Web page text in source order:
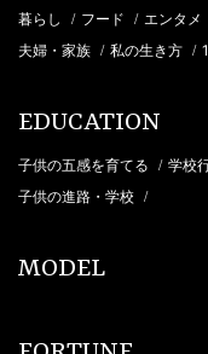
暮らし / フード / エンタメ
夫婦・家族 / 私の生き方 /
EDUCATION
子供の五感を育てる / 学校
子供の進路・学校 /
MODEL